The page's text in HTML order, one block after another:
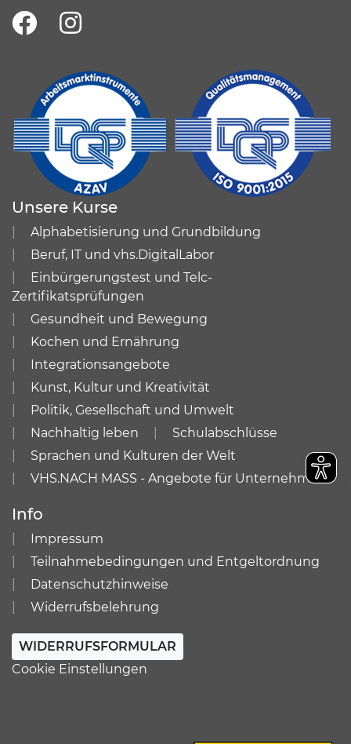
Unsere Kurse
Alphabetisierung und Grundbildung
Beruf, IT und vhs.DigitalLabor
Einbürgerungstest und Telc-
Zertifikatsprüfungen
Gesundheit und Bewegung
Kochen und Ernährung
Integrationsangebote
Kunst, Kultur und Kreativität
Politik, Gesellschaft und Umwelt
Nachhaltig leben
Schulabschlüsse
Sprachen und Kulturen der Welt
VHS.NACH MASS - Angebote für Unternehmen
Info
Impressum
Teilnahmebedingungen und Entgeltordnung
Datenschutzhinweise
Widerrufsbelehrung
WIDERRUFSFORMULAR
Cookie Einstellungen